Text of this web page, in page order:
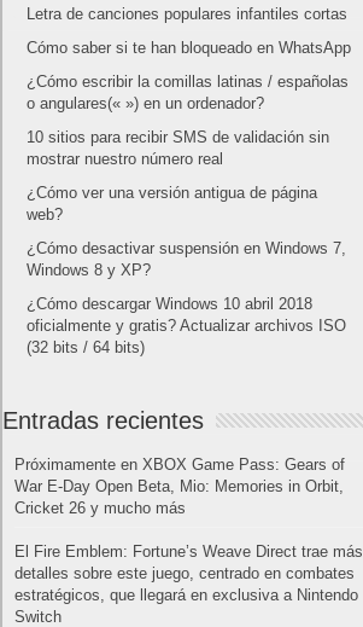
Letra de canciones populares infantiles cortas
Cómo saber si te han bloqueado en WhatsApp
¿Cómo escribir la comillas latinas / españolas
o angulares(« ») en un ordenador?
10 sitios para recibir SMS de validación sin
mostrar nuestro número real
¿Cómo ver una versión antigua de página
web?
¿Cómo desactivar suspensión en Windows 7,
Windows 8 y XP?
¿Cómo descargar Windows 10 abril 2018
oficialmente y gratis? Actualizar archivos ISO
(32 bits / 64 bits)
Entradas recientes
Próximamente en XBOX Game Pass: Gears of
War E-Day Open Beta, Mio: Memories in Orbit,
Cricket 26 y mucho más
El Fire Emblem: Fortune’s Weave Direct trae más
detalles sobre este juego, centrado en combates
estratégicos, que llegará en exclusiva a Nintendo
Switch